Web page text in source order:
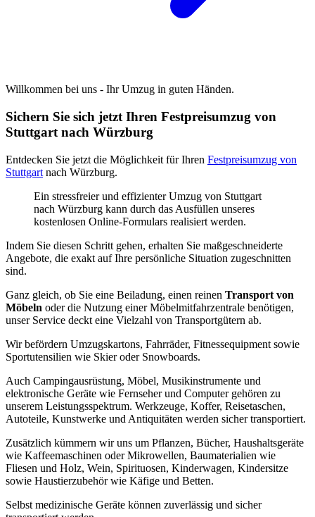
Willkommen bei uns - Ihr Umzug in guten Händen.
Sichern Sie sich jetzt Ihren Festpreisumzug von
Stuttgart nach Würzburg
Entdecken Sie jetzt die Möglichkeit für Ihren Festpreisumzug von
Stuttgart nach Würzburg.
Ein stressfreier und effizienter Umzug von Stuttgart
nach Würzburg kann durch das Ausfüllen unseres
kostenlosen Online-Formulars realisiert werden.
Indem Sie diesen Schritt gehen, erhalten Sie maßgeschneiderte
Angebote, die exakt auf Ihre persönliche Situation zugeschnitten
sind.
Ganz gleich, ob Sie eine Beiladung, einen reinen Transport von
Möbeln oder die Nutzung einer Möbelmitfahrzentrale benötigen,
unser Service deckt eine Vielzahl von Transportgütern ab.
Wir befördern Umzugskartons, Fahrräder, Fitnessequipment sowie
Sportutensilien wie Skier oder Snowboards.
Auch Campingausrüstung, Möbel, Musikinstrumente und
elektronische Geräte wie Fernseher und Computer gehören zu
unserem Leistungsspektrum. Werkzeuge, Koffer, Reisetaschen,
Autoteile, Kunstwerke und Antiquitäten werden sicher transportiert.
Zusätzlich kümmern wir uns um Pflanzen, Bücher, Haushaltsgeräte
wie Kaffeemaschinen oder Mikrowellen, Baumaterialien wie
Fliesen und Holz, Wein, Spirituosen, Kinderwagen, Kindersitze
sowie Haustierzubehör wie Käfige und Betten.
Selbst medizinische Geräte können zuverlässig und sicher